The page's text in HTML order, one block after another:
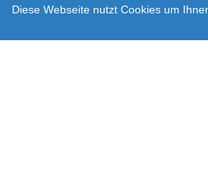
Diese Webseite nutzt Cookies um